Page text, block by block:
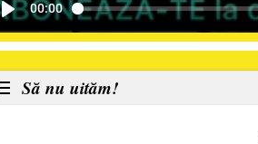
00:00
Să nu uităm!